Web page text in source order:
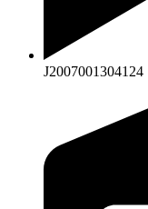
J2007001304124